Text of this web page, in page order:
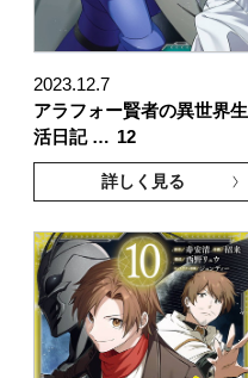
2023.12.7
アラフォー賢者の異世界生
活日記 … 12
詳しく見る